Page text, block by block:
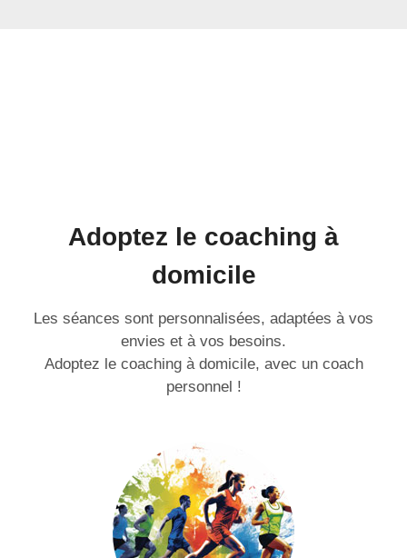
Adoptez le coaching à
domicile
Les séances sont personnalisées, adaptées à vos
envies et à vos besoins.
Adoptez le coaching à domicile, avec un coach
personnel !